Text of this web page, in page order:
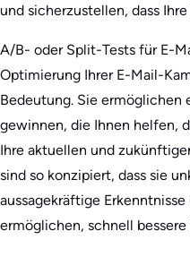
und sicherzustellen, dass
A/B- oder Split-Tests für E-
Optimierung Ihrer E-Mail-
Bedeutung. Sie ermöglichen
gewinnen, die Ihnen helfen,
Ihre aktuellen und
sind so konzipiert, dass sie
aussagekräftige
ermöglichen, schnell